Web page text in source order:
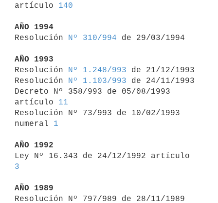
artículo 140
AÑO 1994
Resolución
Nº 310/994 de 29/03/1994
AÑO 1993
Resolución
Nº 1.248/993 de 21/12/1993
Resolución
Nº 1.103/993 de 24/11/1993
Decreto Nº 358/993 de 05/08/1993
artículo 11
Resolución Nº 73/993 de 10/02/1993
numeral 1
AÑO 1992
3
AÑO 1989
Resolución Nº 797/989 de 28/11/1989